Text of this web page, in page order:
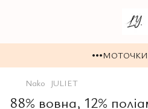
•••МОТОЧКИ
Nako JULIET
88% вовна, 12%